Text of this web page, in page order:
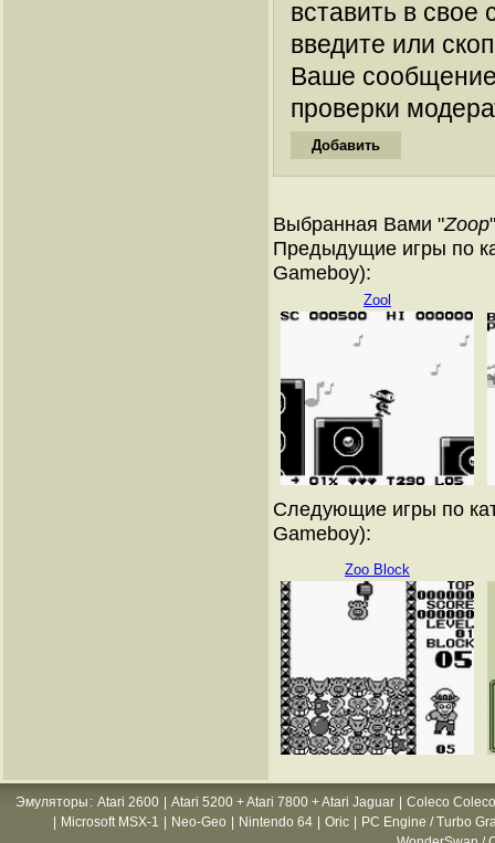
вставить в
введите или
Ваше
проверки
Выбранная Вами "Zoop"
Предыдущие игры по
Gameboy):
Zool
Следующие игры по
Gameboy):
Zoo Block
Эмуляторы : Atari 2600 Atari 5200 + Atari 7800 + Atari Jaguar
Coleco
Microsoft MSX-1 Neo-Geo Nintendo 64 Oric
PC Engine / Turbo